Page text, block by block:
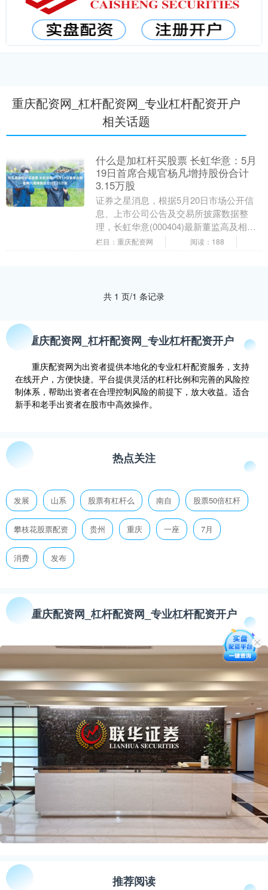
重庆配资网_杠杆配资网_专业杠杆配资开户
相关话题
什么是加杠杆买股票 长虹华意：5月
19日首席合规官杨凡增持股份合计
3.15万股
证券之星消息，根据5月20日市场公开信
息、上市公司公告及交易所披露数据整
理，长虹华意(000404)最新董监高及相关
人员股份变动情况：2026年5月19日公司
栏目：重庆配资网 阅读：188
共 1 页/1 条记录
重庆配资网_杠杆配资网_专业杠杆配资开户
重庆配资网为出资者提供本地化的专业杠杆配资服务，支持
在线开户，方便快捷。平台提供灵活的杠杆比例和完善的风险控
制体系，帮助出资者在合理控制风险的前提下，放大收益。适合
新手和老手出资者在股市中高效操作。
热点关注
发展 山系 股票有杠杆么 南自 股票50倍杠杆
攀枝花股票配资 贵州 重庆 一座 7月
消费 发布
重庆配资网_杠杆配资网_专业杠杆配资开户
推荐阅读